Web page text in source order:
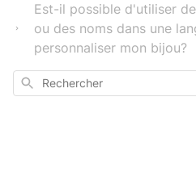
Est-il possible d'utiliser
ou des noms dans une
personnaliser mon bijou?
Rechercher